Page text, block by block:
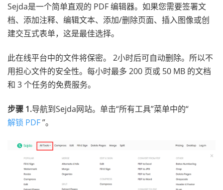
Sejda是一个简单直观的 PDF 编辑器。如果您需要签署文
档、添加注释、编辑文本、添加/删除页面、插入图像或创
建交互式表单，这是最佳选择。
此在线平台中的文件将保密。 2小时后可自动删除。所以不
用担心文件的安全性。每小时最多 200 页或 50 MB 的文档
和 3 个任务的免费服务。
步骤 1.导航到Sejda网站。单击“所有工具”菜单中的“
解锁 PDF”。